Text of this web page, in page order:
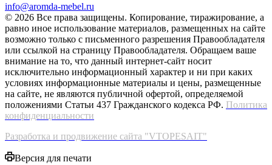
info@aromda-mebel.ru
© 2026 Все права защищены. Копирование, тиражирование, а
равно иное использование материалов, размещенных на сайте
возможно только с письменного разрешения Правообладателя
или ссылкой на страницу Правообладателя. Обращаем ваше
внимание на то, что данный интернет-сайт носит
исключительно информационный характер и ни при каких
условиях информационные материалы и цены, размещенные
на сайте, не являются публичной офертой, определяемой
положениями Статьи 437 Гражданского кодекса РФ. Политика
конфиденциальности
Разработка и продвижение сайта "VTOPESAIT"
Версия для печати